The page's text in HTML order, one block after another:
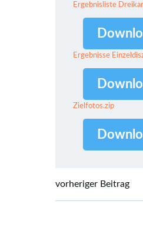
Ergebnisliste
Ergebnisse
Zielfotos.zip
Post
vorheriger Beitrag